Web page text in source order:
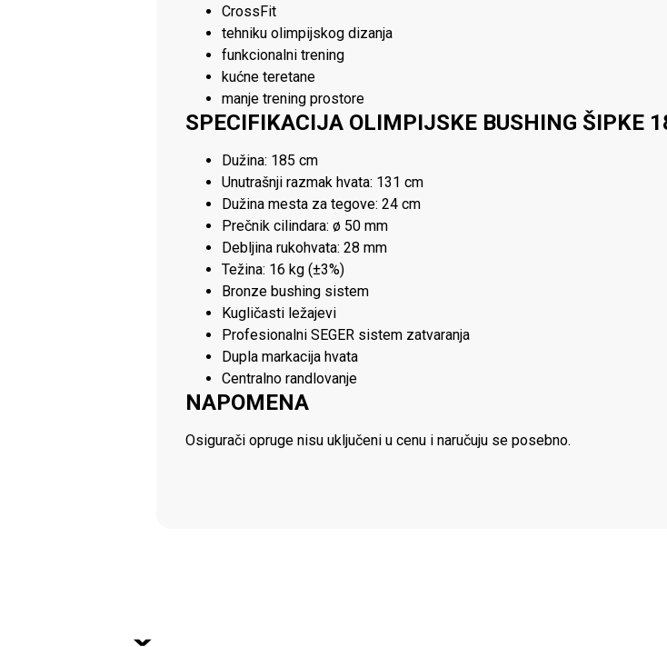
CrossFit
tehniku olimpijskog dizanja
funkcionalni trening
kućne teretane
manje trening prostore
SPECIFIKACIJA OLIMPIJSKE BUSHING ŠIPKE
Dužina: 185 cm
Unutrašnji razmak hvata: 131 cm
Dužina mesta za tegove: 24 cm
Prečnik cilindara: ø 50 mm
Debljina rukohvata: 28 mm
Težina: 16 kg (±3%)
Bronze bushing sistem
Kugličasti ležajevi
Profesionalni SEGER sistem zatvaranja
Dupla markacija hvata
Centralno randlovanje
NAPOMENA
Osigurači opruge nisu uključeni u cenu i naručuju se posebno.